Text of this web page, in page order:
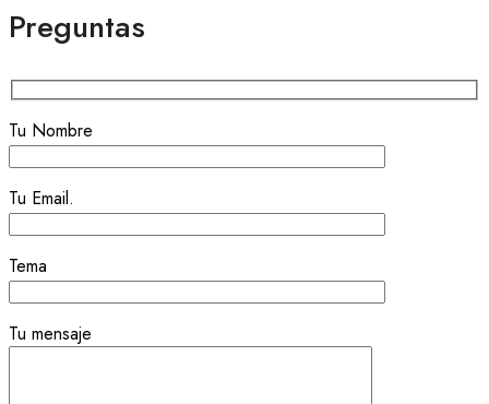
Preguntas
Tu Nombre
Tu Email.
Tema
Tu mensaje